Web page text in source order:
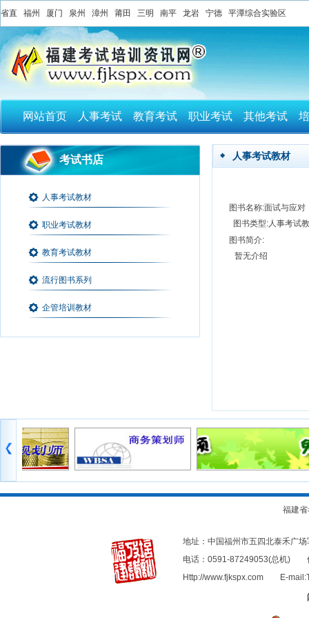
省直 福州 厦门 泉州 漳州 莆田 三明 南平 龙岩 宁德 平潭综合实验区
网站首页 人事考试 教育考试 职业考试 其他考试
人事考试教材
图书名称:面试与应对
图书类型:人事考试
图书简介:
暂无介绍
考试书店
人事考试教材
职业考试教材
教育考试教材
流行图书系列
企管培训教材
福建
地址：中国福州市五四北泰
电话：0591-87249053(总机)
Http://www.fjkspx.com E-